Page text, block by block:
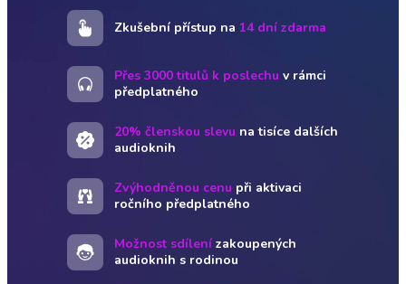
Zkušební přístup na 14 dní zdarma
Přes 3000 titulů k poslechu v rámci
předplatného
20% členskou slevu na tisíce dalších
audioknih
Zvýhodněnou cenu při aktivaci
ročního předplatného
Možnost sdílení zakoupených
audioknih s rodinou